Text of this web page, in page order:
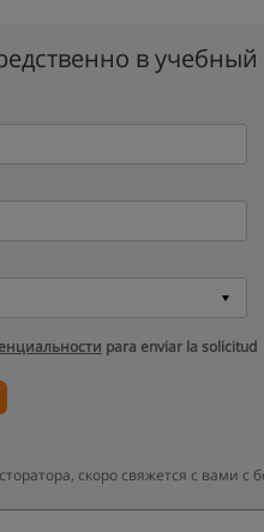
в учебный
para enviar la solicitud
скоро свяжется с вами